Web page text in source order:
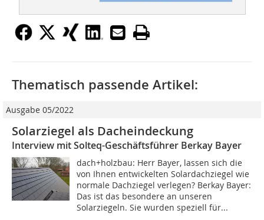
Thematisch passende Artikel:
Ausgabe 05/2022
Solarziegel als Dacheindeckung
Interview mit Solteq-Geschäftsführer Berkay Bayer
dach+holzbau: Herr Bayer, lassen sich die
von Ihnen entwickelten Solardachziegel wie
normale Dachziegel verlegen? Berkay Bayer:
Das ist das besondere an unseren
Solarziegeln. Sie wurden speziell für...